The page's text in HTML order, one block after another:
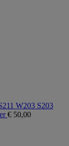
W203 S203
€ 50,00